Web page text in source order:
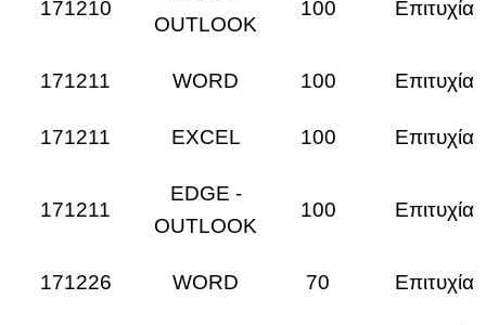
171210
OUTLOOK
100 Επιτυχία
171211 WORD 100 Επιτυχία
171211 EXCEL 100 Επιτυχία
171211
EDGE -
OUTLOOK
100 Επιτυχία
171226 WORD 70 Επιτυχία